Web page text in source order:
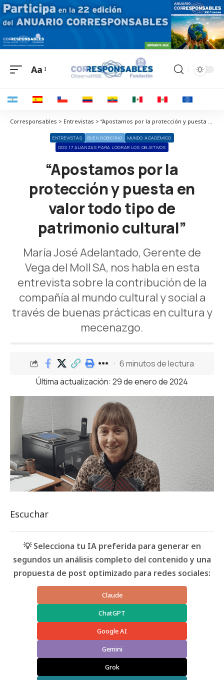
Aa
Corresponsables > Entrevistas > “Apostamos por la protección y puesta en valor todo tipo de patrimonio cultural”
ENTREVISTAS BUEN GOBIERNO
MUNDO ACADÉMICO
ODS 17 ALIANZAS PARA LOGRAR LOS OBJETIVOS
“Apostamos por la
protección y puesta en
valor todo tipo de
patrimonio cultural”
María José Adelantado, Gerente de
Vega del Moll SA, nos habla en esta
entrevista sobre la contribución de la
compañía al mundo cultural y social a
través de buenas prácticas en cultura y
mecenazgo.
Última actualización: 29 de enero de 2024
6 minutos de lectura
Escuchar
💡 Selecciona tu IA preferida para generar en
segundos un análisis completo del contenido y una
propuesta de post optimizado para redes sociales:
Claude
ChatGPT
Google AI
Gemini
Grok